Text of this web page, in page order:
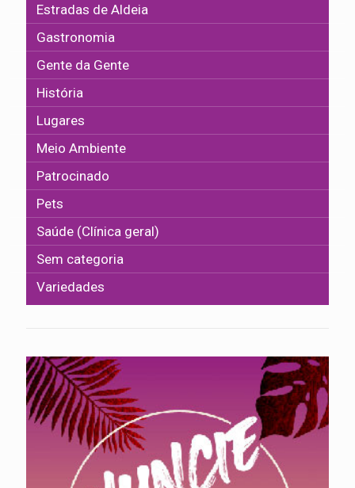
Estradas de Aldeia
Gastronomia
Gente da Gente
História
Lugares
Meio Ambiente
Patrocinado
Pets
Saúde (Clínica geral)
Sem categoria
Variedades